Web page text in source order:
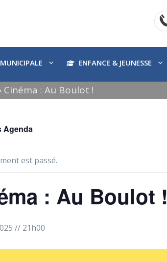
ENFANCE & JEUNESSE
Cinéma : Au Boulot !
Agenda
est passé.
: Au Boulot !
// 21h00